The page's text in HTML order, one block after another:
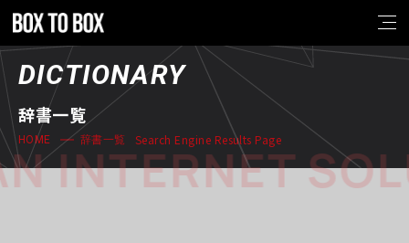
DICTIONARY
辞書一覧
HOME 辞書一覧 Search Engine Results Page
INTERNET